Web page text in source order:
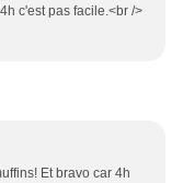
c'est pas facile.<br />
Et bravo car 4h